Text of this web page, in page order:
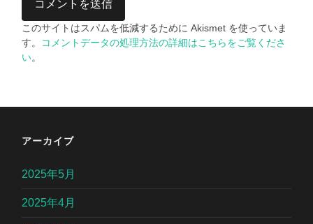
このサイトはスパムを低減するために Akismet を使っていま
す。
コメントデータの処理方法の詳細はこちらをご覧くださ
い。
アーカイブ
2025年5月
2025年4月